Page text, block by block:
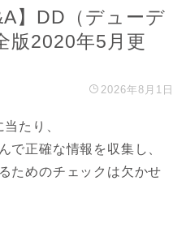
】DD（デューデ
版2020年5月更
2026年8月1日
たり、
で正確な情報を収集し、
ためのチェックは欠かせ